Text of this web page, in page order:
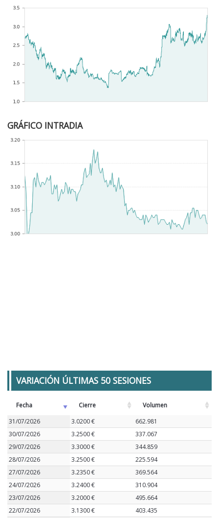
GRÁFICO INTRADIA
VARIACIÓN ÚLTIMAS 50 SESIONES
Fecha Cierre
Volumen
31/07/2026
3.0200 €
662.981
30/07/2026
3.2500 €
337.067
29/07/2026
3.3000 €
344.859
28/07/2026
3.2500 €
225.594
27/07/2026
3.2350 €
369.564
24/07/2026
3.2400 €
310.904
23/07/2026
3.2000 €
495.664
22/07/2026
3.1300 €
403.435